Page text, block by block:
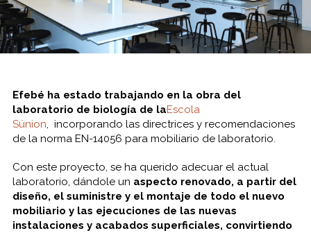
Efebé ha estado trabajando en la obra del
laboratorio de biología de laEscola
Súnion, incorporando las directrices y recomendaciones
de la norma EN-14056 para mobiliario de laboratorio.
Con este proyecto, se ha querido adecuar el actual
laboratorio, dándole un aspecto renovado, a partir del
diseño, el suministre y el montaje de todo el nuevo
mobiliario y las ejecuciones de las nuevas
instalaciones y acabados superficiales, convirtiendo